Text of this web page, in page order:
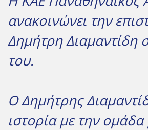
ανακοινώνει την
Δημήτρη Διαμαντίδη
του.
Ο Δημήτρης
ιστορία με την